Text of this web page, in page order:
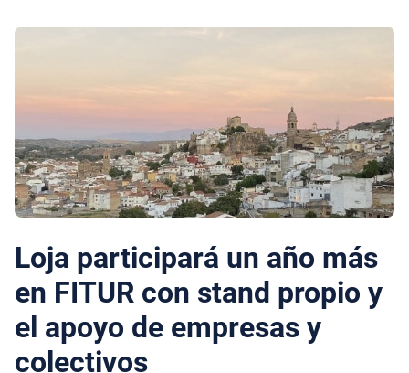
Loja participará un año más
en FITUR con stand propio y
el apoyo de empresas y
colectivos